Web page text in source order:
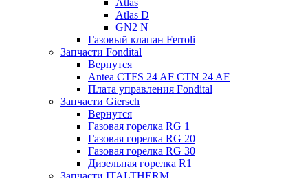
Atlas
Atlas D
GN2 N
Газовый клапан Ferroli
Запчасти Fondital
Вернутся
Antea CTFS 24 AF CTN 24 AF
Плата управления Fondital
Запчасти Giersch
Вернутся
Газовая горелка RG 1
Газовая горелка RG 20
Газовая горелка RG 30
Дизельная горелка R1
Запчасти ITALTHERM